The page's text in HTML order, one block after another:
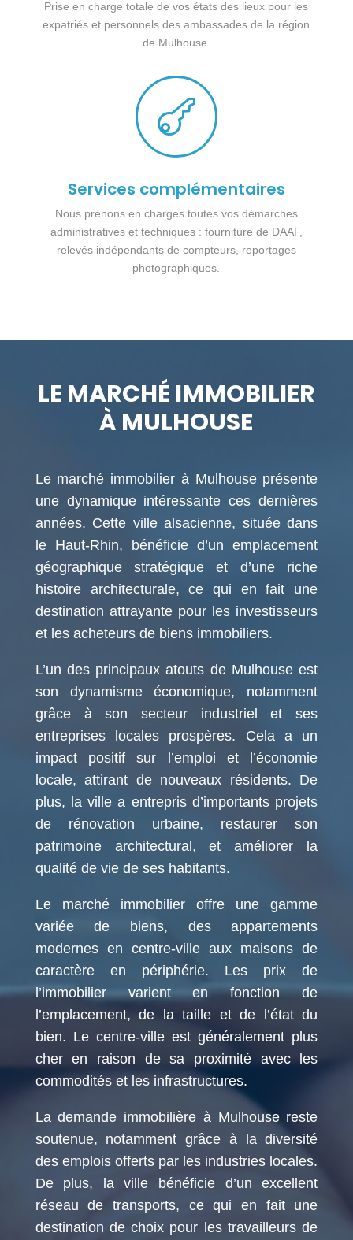
Prise en charge totale de vos états des lieux pour les
expatriés et personnels des ambassades de la région
de Mulhouse.

Services complémentaires
Nous prenons en charges toutes vos démarches
administratives et techniques : fourniture de DAAF,
relevés indépendants de compteurs, reportages
photographiques.
LE MARCHÉ IMMOBILIER
À MULHOUSE
Le marché immobilier à Mulhouse présente
une dynamique intéressante ces dernières
années. Cette ville alsacienne, située dans
le Haut-Rhin, bénéficie d’un emplacement
géographique stratégique et d’une riche
histoire architecturale, ce qui en fait une
destination attrayante pour les investisseurs
et les acheteurs de biens immobiliers.
L’un des principaux atouts de Mulhouse est
son dynamisme économique, notamment
grâce à son secteur industriel et ses
entreprises locales prospères. Cela a un
impact positif sur l’emploi et l’économie
locale, attirant de nouveaux résidents. De
plus, la ville a entrepris d’importants projets
de rénovation urbaine, restaurer son
patrimoine architectural, et améliorer la
qualité de vie de ses habitants.
Le marché immobilier offre une gamme
variée de biens, des appartements
modernes en centre-ville aux maisons de
caractère en périphérie. Les prix de
l’immobilier varient en fonction de
l’emplacement, de la taille et de l’état du
bien. Le centre-ville est généralement plus
cher en raison de sa proximité avec les
commodités et les infrastructures.
La demande immobilière à Mulhouse reste
soutenue, notamment grâce à la diversité
des emplois offerts par les industries locales.
De plus, la ville bénéficie d’un excellent
réseau de transports, ce qui en fait une
destination de choix pour les travailleurs de